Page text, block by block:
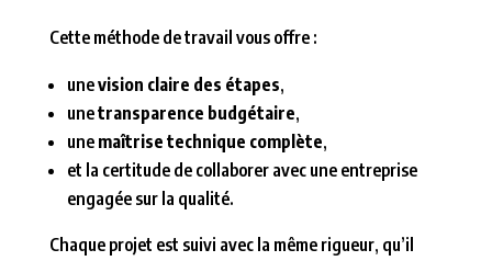
Cette méthode de travail vous offre :
unevision claire des étapes,
unetransparence budgétaire,
une maîtrise technique complète,
et la certitude de collaborer avec une entreprise
engagée sur la qualité.
Chaque projet est suivi avec la même rigueur, qu’il